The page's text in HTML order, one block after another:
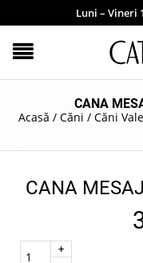
Luni – Vineri
CANA
Acasă / Căni / Căni
CANA
Quantity